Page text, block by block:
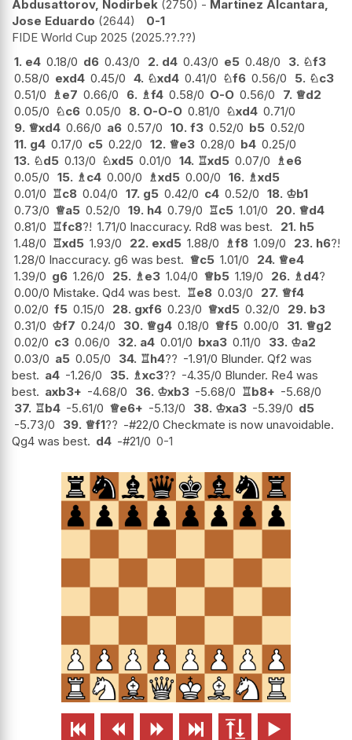
Abdusattorov, Nodirbek 2750 - Martinez Alcantara,
Jose Eduardo 2644
0-1
FIDE World Cup 2025 2025.??.??
1. e4 0.18/0 d6 0.43/0 2. d4 0.43/0 e5 0.48/0 3. ♘f3
0.58/0 exd4 0.45/0 4. ♘xd4 0.41/0 ♘f6 0.56/0 5. ♘c3
0.51/0 ♗e7 0.66/0 6. ♗f4 0.58/0 O-O 0.56/0 7. ♕d2
0.05/0 ♘c6 0.05/0 8. O-O-O 0.81/0 ♘xd4 0.71/0
9. ♕xd4 0.66/0 a6 0.57/0 10. f3 0.52/0 b5 0.52/0
11. g4 0.17/0 c5 0.22/0 12. ♕e3 0.28/0 b4 0.25/0
13. ♘d5 0.13/0 ♘xd5 0.01/0 14. ♖xd5 0.07/0 ♗e6
0.05/0 15. ♗c4 0.00/0 ♗xd5 0.00/0 16. ♗xd5
0.01/0 ♖c8 0.04/0 17. g5 0.42/0 c4 0.52/0 18. ♔b1
0.73/0 ♕a5 0.52/0 19. h4 0.79/0 ♖c5 1.01/0 20. ♕d4
0.81/0 ♖fc8?! 1.71/0 Inaccuracy. Rd8 was best. 21. h5
1.48/0 ♖xd5 1.93/0 22. exd5 1.88/0 ♗f8 1.09/0 23. h6?!
1.28/0 Inaccuracy. g6 was best. ♕c5 1.01/0 24. ♕e4
1.39/0 g6 1.26/0 25. ♗e3 1.04/0 ♕b5 1.19/0 26. ♗d4?
0.00/0 Mistake. Qd4 was best. ♖e8 0.03/0 27. ♕f4
0.02/0 f5 0.15/0 28. gxf6 0.23/0 ♕xd5 0.32/0 29. b3
0.31/0 ♔f7 0.24/0 30. ♕g4 0.18/0 ♕f5 0.00/0 31. ♕g2
0.02/0 c3 0.06/0 32. a4 0.01/0 bxa3 0.11/0 33. ♔a2
0.03/0 a5 0.05/0 34. ♖h4?? -1.91/0 Blunder. Qf2 was
best. a4 -1.26/0 35. ♗xc3?? -4.35/0 Blunder. Re4 was
best. axb3+ -4.68/0 36. ♔xb3 -5.68/0 ♖b8+ -5.68/0
37. ♖b4 -5.61/0 ♕e6+ -5.13/0 38. ♔xa3 -5.39/0 d5
-5.73/0
39. ♕f1?? -#22/0 Checkmate is now unavoidable.
Qg4 was best. d4 -#21/0 0-1
     